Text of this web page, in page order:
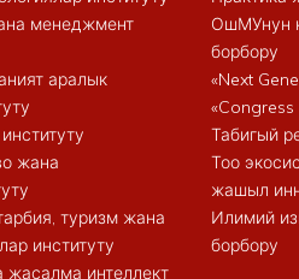
менеджмент
аралык
жана
туризм жана
институту
жасалма интеллект
ОшМУнун
борбору
«Next
«Congress
Табигый
Тоо
жашыл
Илимий
борбору